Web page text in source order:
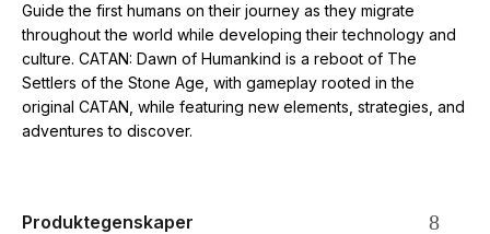
Guide the first humans on their journey as they migrate
throughout the world while developing their technology and
culture. CATAN: Dawn of Humankind is a reboot of The
Settlers of the Stone Age, with gameplay rooted in the
original CATAN, while featuring new elements, strategies, and
adventures to discover.
Produktegenskaper